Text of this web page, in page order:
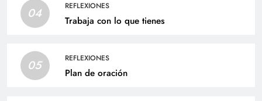
04 REFLEXIONES
Trabaja con lo que tienes
05 REFLEXIONES
Plan de oración